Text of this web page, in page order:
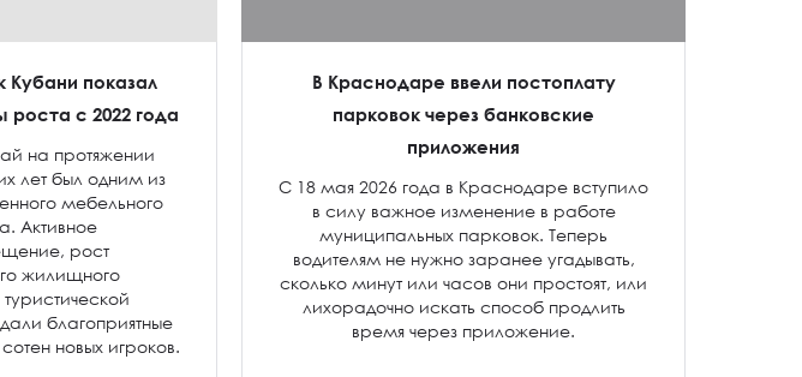
показал
с 2022 года
на протяжении
лет был одним из
мебельного
Активное
рост
жилищного
благоприятные
новых игроков.
В Краснодаре ввели постоплату
парковок через банковские
приложения
С 18 мая 2026 года в Краснодаре вступило
в силу важное изменение в работе
муниципальных парковок. Теперь
водителям не нужно заранее угадывать,
сколько минут или часов они простоят, или
лихорадочно искать способ продлить
время через приложение.